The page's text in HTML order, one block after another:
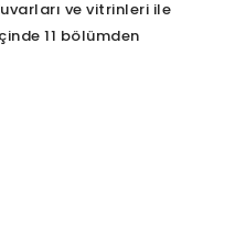
ve vitrinleri ile
11 bölümden